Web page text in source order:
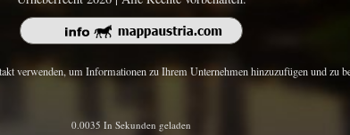
verwenden, um Informationen zu Ihrem Unternehmen hinzuzufügen und zu
0.0035 In Sekunden geladen